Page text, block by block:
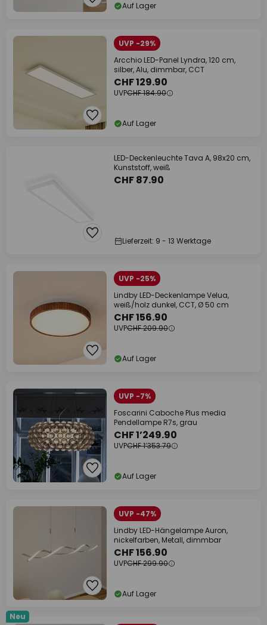
Auf Lager
UVP -29%
Arcchio LED-Panel Lyndra, 120 cm,
silber, Alu, dimmbar, CCT
CHF 129.90
UVPCHF 184.90
Auf Lager
LED-Deckenleuchte Tava A, 98x20 cm,
Kunststoff, weiß
CHF 87.90
Lieferzeit: 9 - 13 Werktage
UVP -25%
Lindby LED-Deckenlampe Velua,
weiß/holz dunkel, CCT, Ø 50 cm
CHF 156.90
UVPCHF 209.90
Auf Lager
UVP -7%
Foscarini Caboche Plus media
Pendellampe R7s, grau
CHF 1’249.90
UVPCHF 1’353.79
Auf Lager
UVP -47%
Lindby LED-Hängelampe Auron,
nickelfarben, Metall, dimmbar
CHF 156.90
UVPCHF 299.90
Auf Lager
Neu